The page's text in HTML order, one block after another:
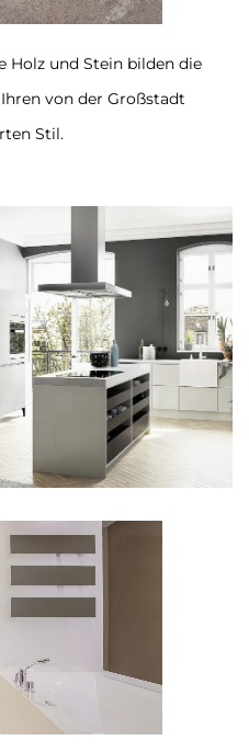
Holz und Stein bilden die
von der Großstadt
Stil.